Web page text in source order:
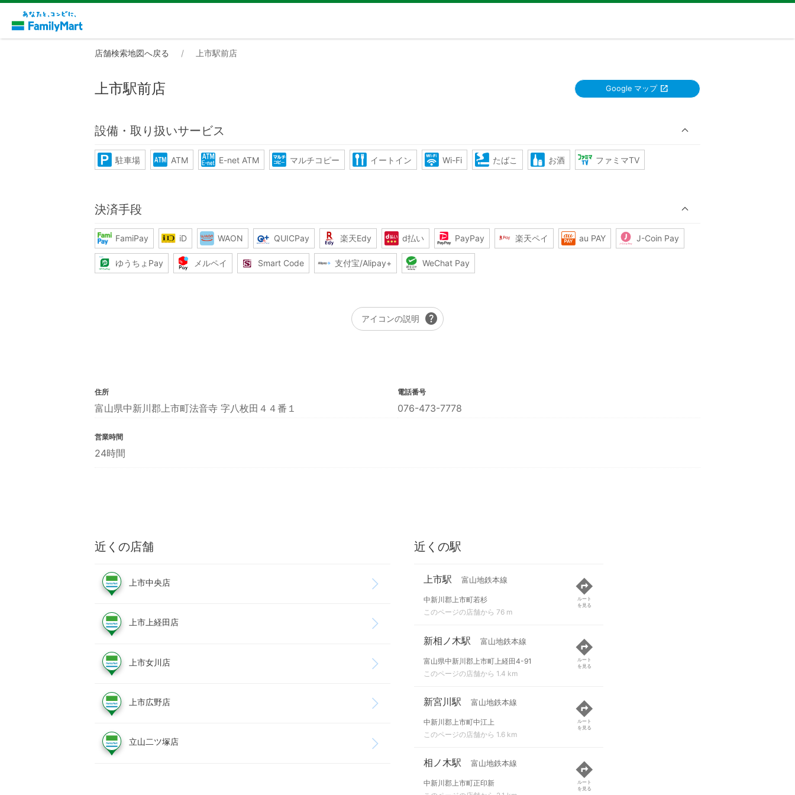
店舗検索地図へ戻る 上市駅前店
上市駅前店 Google マップ
設備・取り扱いサービス
駐車場 ATM E-net ATM マルチコピー イートイン Wi-Fi たばこ お酒 ファミマTV
決済手段
FamiPay iD WAON QUICPay 楽天Edy d払い PayPay 楽天ペイ au PAY J-Coin Pay
ゆうちょPay メルペイ Smart Code 支付宝/Alipay+ WeChat Pay
アイコンの説明 help
住所
富山県中新川郡上市町法音寺 字八枚田４４番１
電話番号
076-473-7778
営業時間
24時間
近くの店舗
上市中央店
上市上経田店
上市女川店
上市広野店
立山二ツ塚店
近くの駅
上市駅 富山地鉄本線
中新川郡上市町若杉
このページの店舗から 76 m
ルート
を見る
新相ノ木駅 富山地鉄本線
富山県中新川郡上市町上経田4-91
このページの店舗から 1.4 km
ルート
を見る
新宮川駅 富山地鉄本線
中新川郡上市町中江上
このページの店舗から 1.6 km
ルート
を見る
相ノ木駅 富山地鉄本線
中新川郡上市町正印新
ルート
を見る